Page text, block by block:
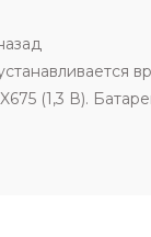
(1,3 В).